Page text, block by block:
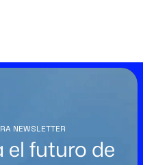
NEWSLETTER
el futuro de